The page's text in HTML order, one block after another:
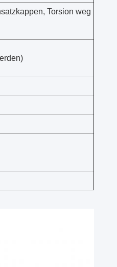
Torsion weg